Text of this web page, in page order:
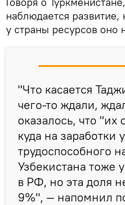
наблюдается
у страны ресурсов оно
"Что касается
чего-то ждали,
оказалось, что
куда на заработки
трудоспособного
Узбекистана тоже
в РФ, но эта доля
9%", — напомнил